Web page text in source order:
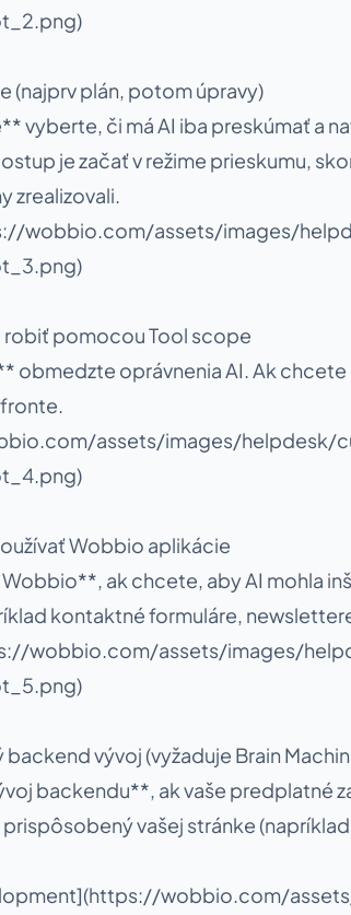
(najprv plán, potom úpravy)
vyberte, či má AI iba preskúmať a
je začať v režime prieskumu,
zrealizovali.
wobbio.com/assets/images/
pomocou Tool scope
obmedzte oprávnenia AI. Ak
assets/images/helpdesk/
Wobbio aplikácie
ak chcete, aby AI mohla
kontaktné formuláre,
wobbio.com/assets/images/
vývoj (vyžaduje Brain
backendu**, ak vaše predplatné
vašej stránke
wobbio.com/